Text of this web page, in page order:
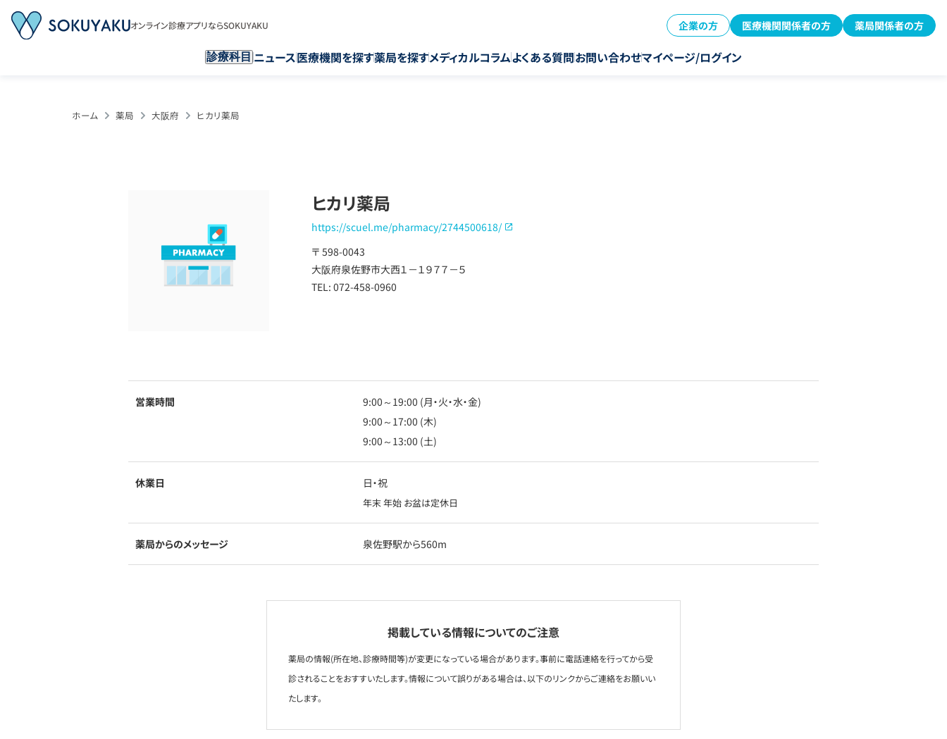
オンライン診療アプリならSOKUYAKU 企業の方 医療機関関係者の方 薬局関係者の方
診療科目 ニュース医療機関を探す薬局を探すメディカルコラムよくある質問お問い合わせマイページ/ログイン
ホーム 薬局 大阪府 ヒカリ薬局
ヒカリ薬局
https://scuel.me/pharmacy/2744500618/
〒 598-0043
大阪府泉佐野市大西１－１９７７－５
TEL: 072-458-0960
営業時間
9:00～19:00 (月・火・水・金)
9:00～17:00 (木)
9:00～13:00 (土)
休業日 日・祝
年末 年始 お盆は定休日
薬局からのメッセージ 泉佐野駅から560m
掲載している情報についてのご注意
薬局の情報(所在地、診療時間等)が変更になっている場合があります。事前に電話連絡を行ってから受
診されることをおすすいたします。情報について誤りがある場合は、以下のリンクからご連絡をお願いい
たします。